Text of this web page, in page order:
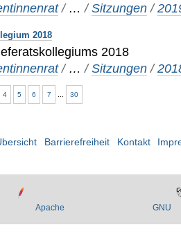
/ …/Sitzungen /
2018
2018
/ …/Sitzungen /
4 5 6 7 30
Barrierefreiheit Kontakt
Apache GNU